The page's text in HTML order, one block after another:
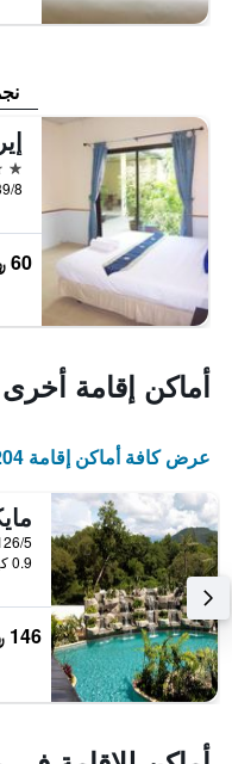
2 نجمتين
60 ﷼
أماكن إقامة
عرض كافة أماكن إقامة 204
0.9 كيلومتر عن وسط المدينة
146 ﷼